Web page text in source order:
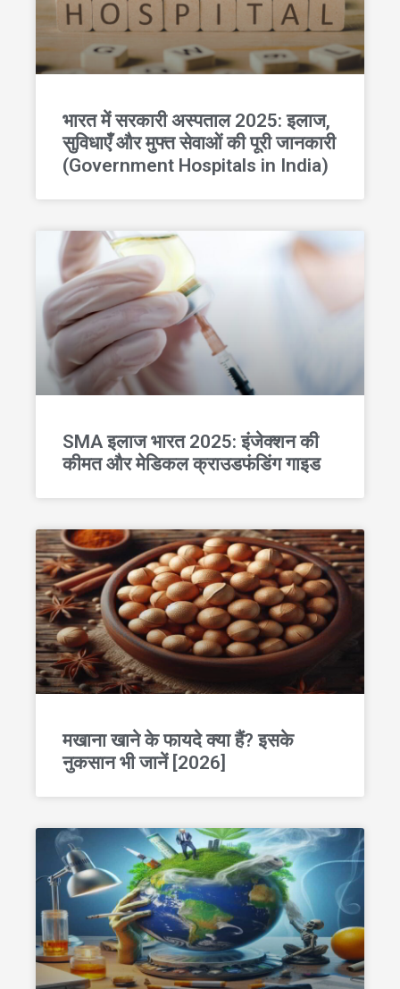
भारत में सरकारी अस्पताल 2025: इलाज,
सुविधाएँ और मुफ्त सेवाओं की पूरी जानकारी
(Government Hospitals in India)
SMA इलाज भारत 2025: इंजेक्शन की
कीमत और मेडिकल क्राउडफंडिंग गाइड
मखाना खाने के फायदे क्या हैं? इसके
नुकसान भी जानें [2026]